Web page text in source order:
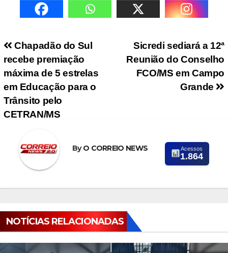
Navegação de PostSicredi sediará a 12ª
Reunião do Conselho
FCO/MS em Campo
Grande
Chapadão do Sul
recebe premiação
máxima de 5 estrelas
em Educação para o
Trânsito pelo
CETRAN/MS
ByO CORREIO NEWS Acessos
1.864
NOTÍCIAS RELACIONADAS